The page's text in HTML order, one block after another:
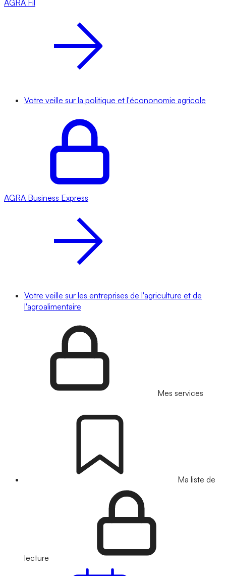
AGRA Fil
Votre veille sur la politique et l'écononomie agricole
AGRA Business Express
Votre veille sur les entreprises de l'agriculture et de
l'agroalimentaire
Mes services
Ma liste de
lecture